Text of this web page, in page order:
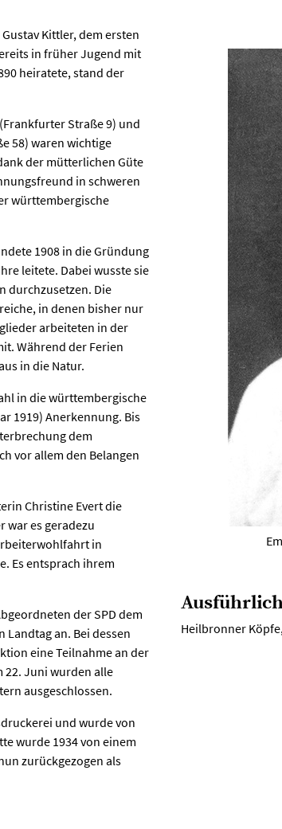
Kittler, dem ersten
in früher Jugend mit
heiratete, stand der
Straße 9) und
58) waren wichtige
der mütterlichen Güte
in schweren
württembergische
1908 in die Gründung
leitete. Dabei wusste sie
durchzusetzen. Die
in denen bisher nur
arbeiteten in der
Während der Ferien
in die Natur.
in die württembergische
1919) Anerkennung. Bis
dem
vor allem den Belangen
Christine Evert die
war es geradezu
in
Es entsprach ihrem
der SPD dem
an. Bei dessen
eine Teilnahme an der
22. Juni wurden alle
ausgeschlossen.
und wurde von
wurde 1934 von einem
zurückgezogen als
Heilbronner